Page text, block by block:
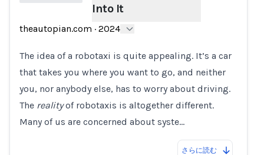
Loading...
Into It
theautopian.com · 2024
The idea of a robotaxi is quite appealing. It’s a car
that takes you where you want to go, and neither
you, nor anybody else, has to worry about driving.
The realityof robotaxis is altogether different.
Many of us are concerned about syste…
さらに読む